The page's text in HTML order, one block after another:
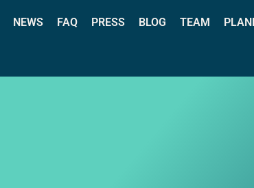
NEWS FAQ PRESS BLOG TEAM